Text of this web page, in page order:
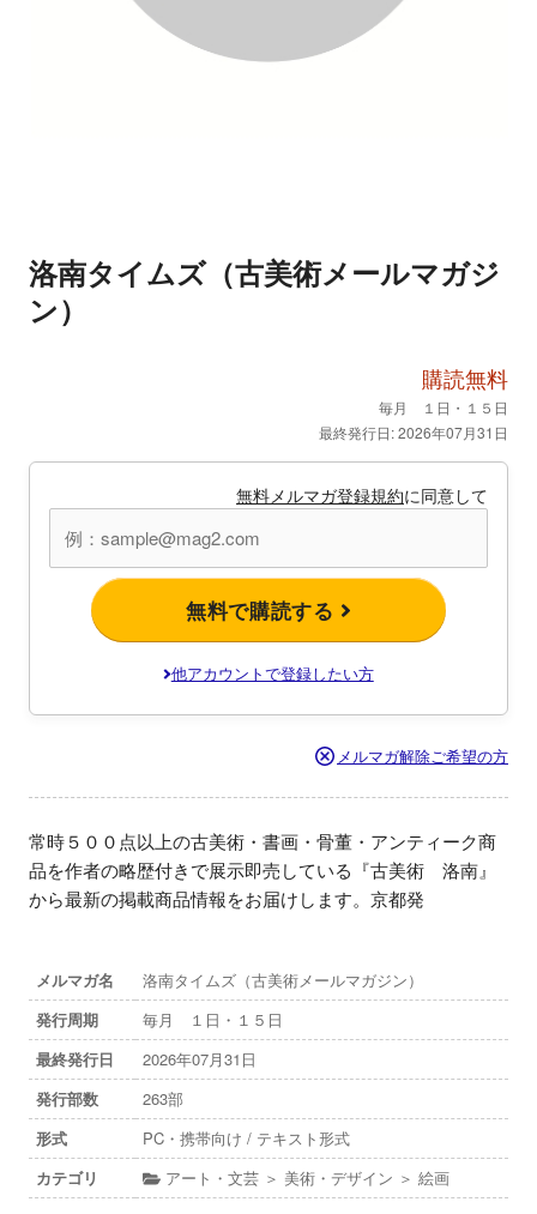
洛南タイムズ（古美術メールマガジ
ン）
購読無料
毎月 １日・１５日
最終発行日: 2026年07月31日
無料メルマガ登録規約に同意して
無料で購読する
他アカウントで登録したい方
メルマガ解除ご希望の方
常時５００点以上の古美術・書画・骨董・アンティーク商
品を作者の略歴付きで展示即売している『古美術　洛南』
から最新の掲載商品情報をお届けします。京都発
メルマガ名
洛南タイムズ（古美術メールマガジン）
発行周期
毎月 １日・１５日
最終発行日
2026年07月31日
発行部数
263部
形式
PC・携帯向け / テキスト形式
カテゴリ
アート・文芸 ＞ 美術・デザイン ＞ 絵画